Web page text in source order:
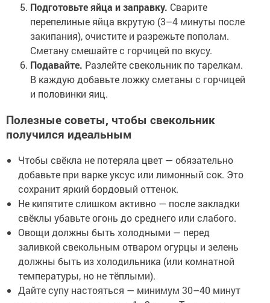
Подготовьте яйца и заправку. Сварите
перепелиные яйца вкрутую (3–4 минуты после
закипания), очистите и разрежьте пополам.
Сметану смешайте с горчицей по вкусу.
Подавайте. Разлейте свекольник по тарелкам.
В каждую добавьте ложку сметаны с горчицей
и половинки яиц.
Полезные советы, чтобы свекольник
получился идеальным
Чтобы свёкла не потеряла цвет — обязательно
добавьте при варке уксус или лимонный сок. Это
сохранит яркий бордовый оттенок.
Не кипятите слишком активно — после закладки
свёклы убавьте огонь до среднего или слабого.
Овощи должны быть холодными — перед
заливкой свекольным отваром огурцы и зелень
должны быть из холодильника (или комнатной
температуры, но не тёплыми).
Дайте супу настояться — минимум 30–40 минут